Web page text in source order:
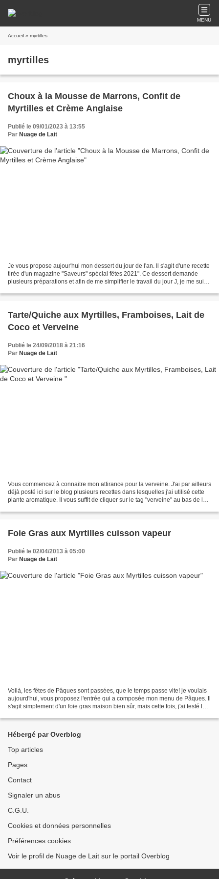
MENU
Accueil » myrtilles
myrtilles
Choux à la Mousse de Marrons, Confit de
Myrtilles et Crème Anglaise
Publié le 09/01/2023 à 13:55
Par Nuage de Lait
Je vous propose aujour'hui mon dessert du jour de l'an. Il s'agit d'une recette
tirée d'un magazine "Saveurs" spécial fêtes 2021". Ce dessert demande
plusieurs préparations et afin de me simplifier le travail du jour J, je me suis
Tarte/Quiche aux Myrtilles, Framboises, Lait de
Coco et Verveine
Publié le 24/09/2018 à 21:16
Par Nuage de Lait
Vous commencez à connaitre mon attirance pour la verveine. J'ai par ailleurs
déjà posté ici sur le blog plusieurs recettes dans lesquelles j'ai utilisé cette
plante aromatique. Il vous suffit de cliquer sur le tag "verveine" au bas de la
Foie Gras aux Myrtilles cuisson vapeur
Publié le 02/04/2013 à 05:00
Par Nuage de Lait
Voilà, les fêtes de Pâques sont passées, que le temps passe vite! je voulais
aujourd'hui, vous proposez l'entrée qui a composée mon menu de Pâques. Il
s'agit simplement d'un foie gras maison bien sûr, mais cette fois, j'ai testé la
Hébergé par Overblog
Top articles
Pages
Contact
Signaler un abus
C.G.U.
Cookies et données personnelles
Préférences cookies
Voir le profil de Nuage de Lait sur le portail Overblog